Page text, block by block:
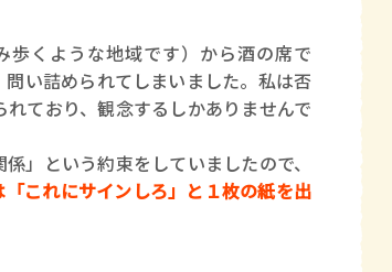
くような地域です）から酒の席で
問い詰められてしまいました。私は否
ており、観念するしかありませんで
」という約束をしていましたので、
「これにサインしろ」と１枚の紙を出